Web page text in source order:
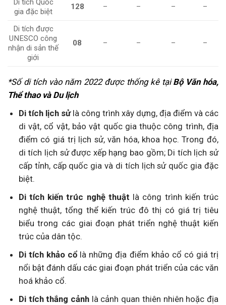
Di tích Quốc
gia đặc biệt
128 – – – –
Di tích được
UNESCO công
nhận di sản thế
giới
08 – – – –
*Số di tích vào năm 2022 được thống kê tạiBộ Văn hóa,
Thể thao và Du lịch
Di tích lịch sử là công trình xây dựng, địa điểm và các
di vật, cổ vật, bảo vật quốc gia thuộc công trình, địa
điểm có giá trị lịch sử, văn hóa, khoa học. Trong đó,
di tích lịch sử được xếp hạng bao gồm; Di tích lịch sử
cấp tỉnh, cấp quốc gia và di tích lịch sử quốc gia đặc
biệt.
Di tích kiến trúc nghệ thuật là công trình kiến trúc
nghệ thuật, tổng thể kiến trúc đô thị có giá trị tiêu
biểu trong các giai đoạn phát triển nghệ thuật kiến
trúc của dân tộc.
Di tích khảo cổlà những địa điểm khảo cổ có giá trị
nổi bật đánh dấu các giai đoạn phát triển của các văn
hoá khảo cổ.
Di tích thắng cảnhlà cảnh quan thiên nhiên hoặc địa